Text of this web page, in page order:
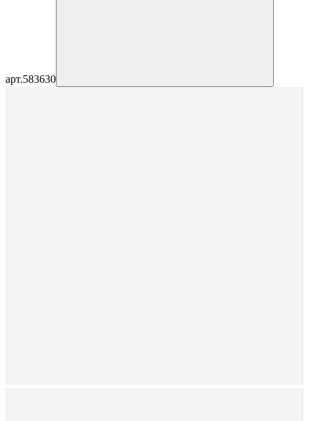
арт.583630